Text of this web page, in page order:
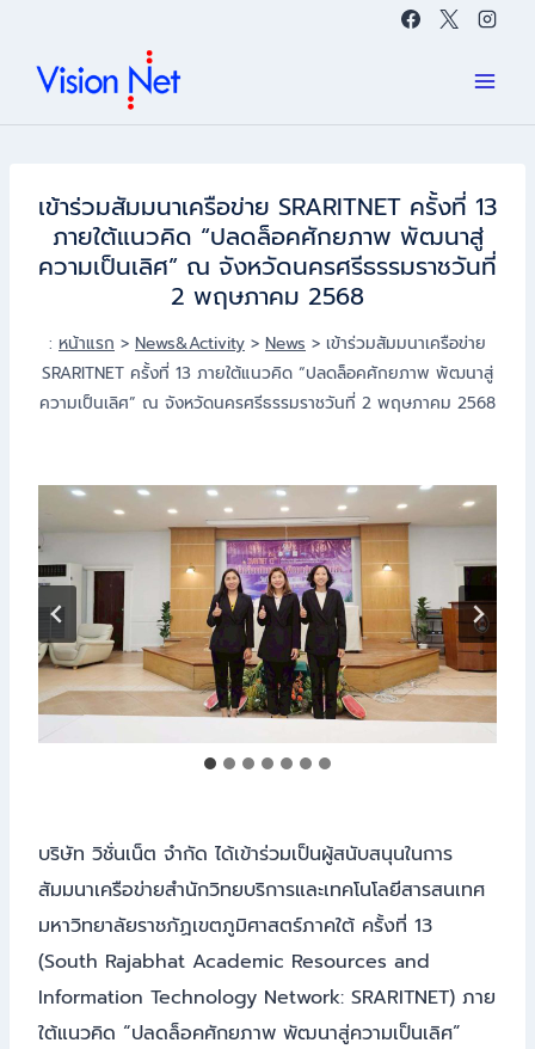
content
เข้าร่วมสัมมนาเครือข่าย SRARITNET ครั้งที่ 13
ภายใต้แนวคิด “ปลดล็อคศักยภาพ พัฒนาสู่
ความเป็นเลิศ” ณ จังหวัดนครศรีธรรมราชวันที่
2 พฤษภาคม 2568
: หน้าแรก > News&Activity > News > เข้าร่วมสัมมนาเครือข่าย
SRARITNET ครั้งที่ 13 ภายใต้แนวคิด “ปลดล็อคศักยภาพ พัฒนาสู่
ความเป็นเลิศ” ณ จังหวัดนครศรีธรรมราชวันที่ 2 พฤษภาคม 2568
บริษัท วิชั่นเน็ต จำกัด ได้เข้าร่วมเป็นผู้สนับสนุนในการ
สัมมนาเครือข่ายสำนักวิทยบริการและเทคโนโลยีสารสนเทศ
มหาวิทยาลัยราชภัฏเขตภูมิศาสตร์ภาคใต้ ครั้งที่ 13
(South Rajabhat Academic Resources and
Information Technology Network: SRARITNET) ภาย
ใต้แนวคิด “ปลดล็อคศักยภาพ พัฒนาสู่ความเป็นเลิศ”